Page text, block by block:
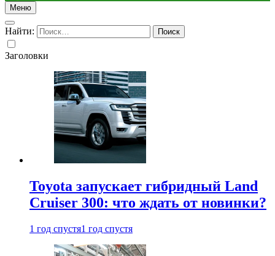
Меню
Найти:
Заголовки
Toyota запускает гибридный Land
Cruiser 300: что ждать от новинки?
1 год спустя1 год спустя